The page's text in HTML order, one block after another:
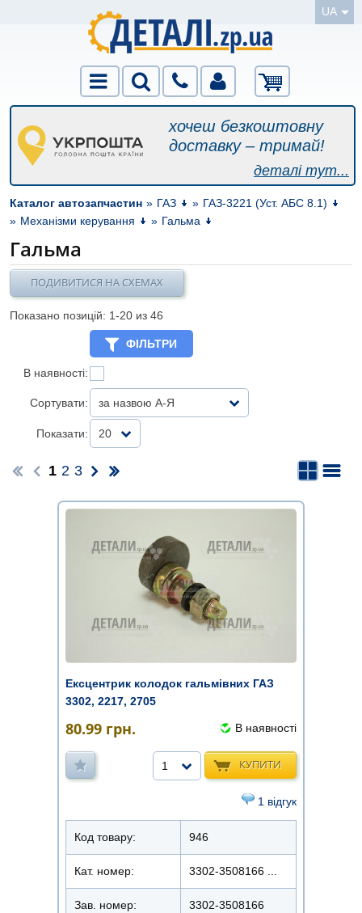
UA
хочеш безкоштовну
доставку – тримай!
деталі тут...
Каталог автозапчастин » ГАЗ » ГАЗ-3221 (Уст. АБС 8.1)
» Механізми керування » Гальма
Гальма
ПОДИВИТИСЯ НА СХЕМАХ
Показано позицій: 1-20 из 46
ФІЛЬТРИ
В наявності:
Сортувати: за назвою А-Я
Показати: 20
1 2 3
Ексцентрик колодок гальмівних ГАЗ
3302, 2217, 2705
80.99 грн. В наявності
КУПИТИ
1
1 відгук
Код товару: 946
Кат. номер: 3302-3508166 ...
Зав. номер: 3302-3508166